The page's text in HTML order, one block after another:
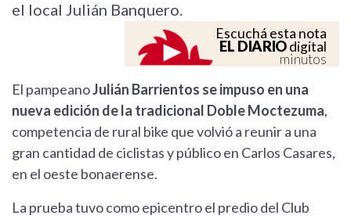
el local Julián Banquero.
Escuchá esta nota
EL DIARIOdigital
minutos
El pampeanoJulián Barrientos se impuso en una
nueva edición de la tradicional Doble Moctezuma,
competencia de rural bike que volvió a reunir a una
gran cantidad de ciclistas y público en Carlos Casares,
en el oeste bonaerense.
La prueba tuvo como epicentro el predio del Club